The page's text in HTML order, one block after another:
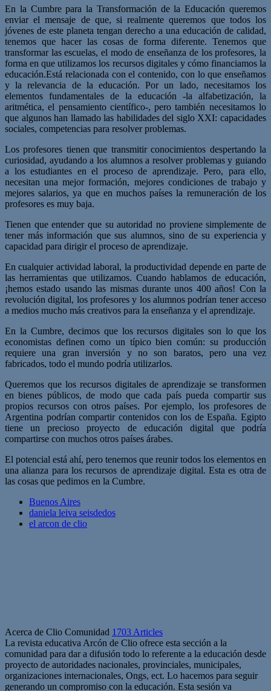
En la Cumbre para la Transformación de la Educación queremos
enviar el mensaje de que, si realmente queremos que todos los
jóvenes de este planeta tengan derecho a una educación de calidad,
tenemos que hacer las cosas de forma diferente. Tenemos que
transformar las escuelas, el modo de enseñanza de los profesores, la
forma en que utilizamos los recursos digitales y cómo financiamos la
educación.Está relacionada con el contenido, con lo que enseñamos
y la relevancia de la educación. Por un lado, necesitamos los
elementos fundamentales de la educación -la alfabetización, la
aritmética, el pensamiento científico-, pero también necesitamos lo
que algunos han llamado las habilidades del siglo XXI: capacidades
sociales, competencias para resolver problemas.
Los profesores tienen que transmitir conocimientos despertando la
curiosidad, ayudando a los alumnos a resolver problemas y guiando
a los estudiantes en el proceso de aprendizaje. Pero, para ello,
necesitan una mejor formación, mejores condiciones de trabajo y
mejores salarios, ya que en muchos países la remuneración de los
profesores es muy baja.
Tienen que entender que su autoridad no proviene simplemente de
tener más información que sus alumnos, sino de su experiencia y
capacidad para dirigir el proceso de aprendizaje.
En cualquier actividad laboral, la productividad depende en parte de
las herramientas que utilizamos. Cuando hablamos de educación,
¡hemos estado usando las mismas durante unos 400 años! Con la
revolución digital, los profesores y los alumnos podrían tener acceso
a medios mucho más creativos para la enseñanza y el aprendizaje.
En la Cumbre, decimos que los recursos digitales son lo que los
economistas definen como un típico bien común: su producción
requiere una gran inversión y no son baratos, pero una vez
fabricados, todo el mundo podría utilizarlos.
Queremos que los recursos digitales de aprendizaje se transformen
en bienes públicos, de modo que cada país pueda compartir sus
propios recursos con otros países. Por ejemplo, los profesores de
Argentina podrían compartir contenidos con los de España. Egipto
tiene un precioso proyecto de educación digital que podría
compartirse con muchos otros países árabes.
El potencial está ahí, pero tenemos que reunir todos los elementos en
una alianza para los recursos de aprendizaje digital. Esta es otra de
las cosas que pedimos en la Cumbre.
Buenos Aires
daniela leiva seisdedos
el arcon de clio
Acerca de Clio Comunidad 1703 Articles
La revista educativa Arcón de Clio ofrece esta sección a la
comunidad para dar a difusión todo lo referente a la educación desde
proyecto de autoridades nacionales, provinciales, municipales,
organizaciones internacionales, Ongs, ect. Lo hacemos para seguir
generando un compromiso con la educación. Esta sesión va